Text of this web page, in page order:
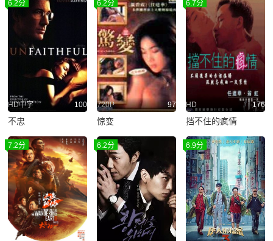
6.2分
HD中字 100
不忠
6.2分
720P 97
惊变
6.7分
HD 176
挡不住的疯情
7.2分 6.2分 6.9分